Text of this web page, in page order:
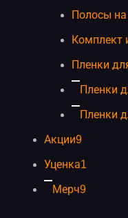
Полосы на
Комплект
Пленки
Пленки
Пленки
Акции9
Уценка1
Мерч9